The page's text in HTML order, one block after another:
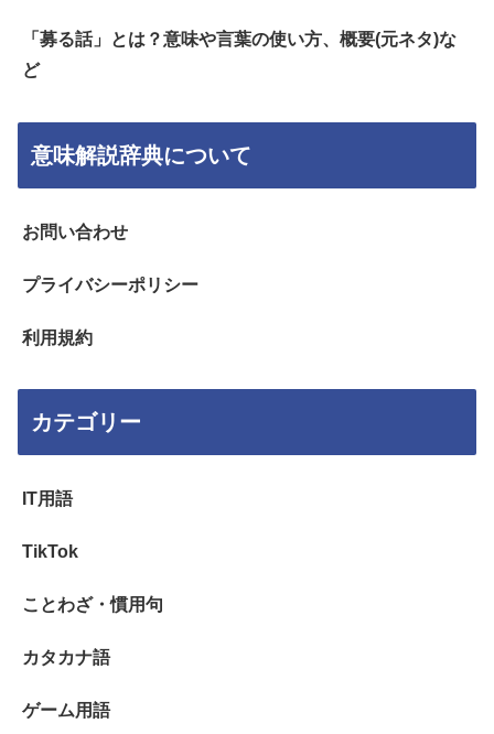
「募る話」とは？意味や言葉の使い方、概要(元ネタ)な
ど
意味解説辞典について
お問い合わせ
プライバシーポリシー
利用規約
カテゴリー
IT用語
TikTok
ことわざ・慣用句
カタカナ語
ゲーム用語